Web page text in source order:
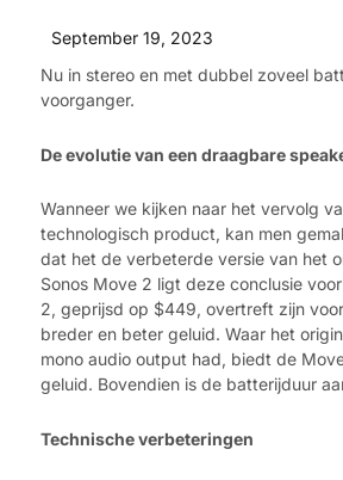
September 19, 2023
Nu in stereo en met dubbel zoveel
voorganger.
De evolutie van een draagbare
Wanneer we kijken naar het vervolg
technologisch product, kan men
dat het de verbeterde versie van het
Sonos Move 2 ligt deze conclusie
2, geprijsd op $449, overtreft zijn
breder en beter geluid. Waar het
mono audio output had, biedt de
geluid. Bovendien is de batterijduur
Technische verbeteringen